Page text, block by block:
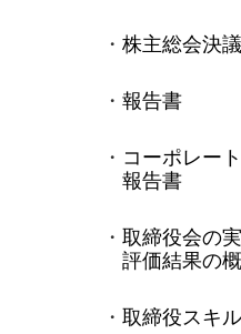
株主総会決
報告書
コーポレー
報告書
取締役会の
評価結果の
取締役スキ